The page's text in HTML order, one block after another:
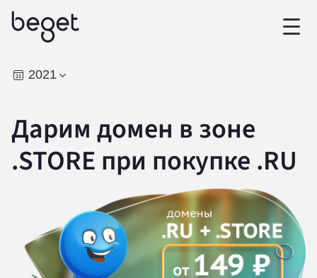
2021
Дарим домен в зоне
.STORE при покупке .RU